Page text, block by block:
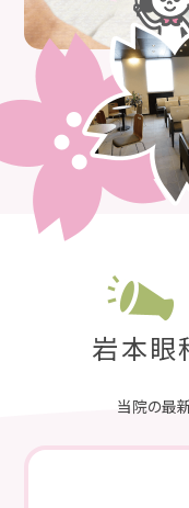
岩本眼
当院の最